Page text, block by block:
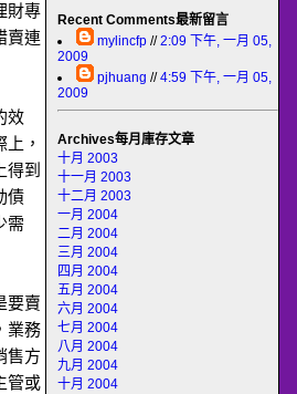
Recent Comments最新留言
mylincfp //2:09 下午, 一月 05,
2009
pjhuang //4:59 下午, 一月 05,
2009
Archives每月庫存文章
十月 2003
十一月 2003
十二月 2003
一月 2004
二月 2004
三月 2004
四月 2004
五月 2004
六月 2004
七月 2004
八月 2004
九月 2004
十月 2004
財專
賣連
效
，
得到
債
需
要賣
業務
售方
管或